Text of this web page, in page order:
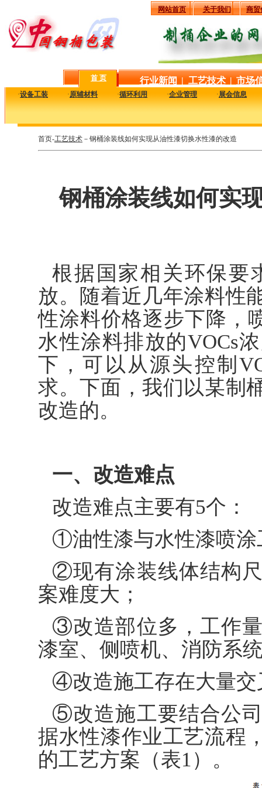
网站首页 关于我们 商贸
首 页 行业新闻 | 工艺技术 | 市场
·设备工装 ·原辅材料 ·循环利用 ·企业管理 ·展会信息
首页-工艺技术 －钢桶涂装线如何实现从油性漆切换水性漆的改造
钢桶涂装线如何实
根据国家相关环保要
放。随着近几年涂料性
性涂料价格逐步下降，
水性涂料排放的VOCs
下，可以从源头控制
求。下面，我们以某制
改造的。
一、改造难点
改造难点主要有5个：
①油性漆与水性漆喷涂
②现有涂装线体结构
案难度大；
③改造部位多，工作
漆室、侧喷机、消防系
④改造施工存在大量交
⑤改造施工要结合公
据水性漆作业工艺流程
的工艺方案（表1）。